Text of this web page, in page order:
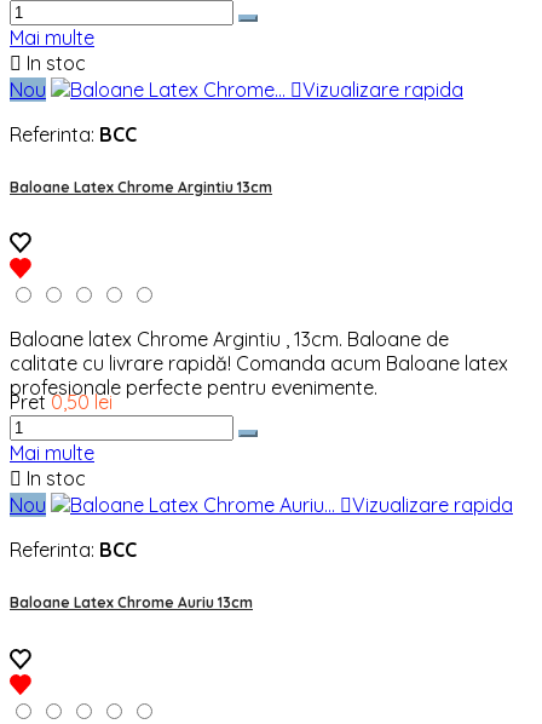
Mai multe
 In stoc
Nou
Vizualizare rapida
Referinta: BCC
Baloane Latex Chrome Argintiu 13cm
Baloane latex Chrome Argintiu , 13cm. Baloane de
calitate cu livrare rapidă! Comanda acum Baloane latex
profesionale perfecte pentru evenimente.
Pret 0,50 lei
Mai multe
 In stoc
Nou
Vizualizare rapida
Referinta: BCC
Baloane Latex Chrome Auriu 13cm